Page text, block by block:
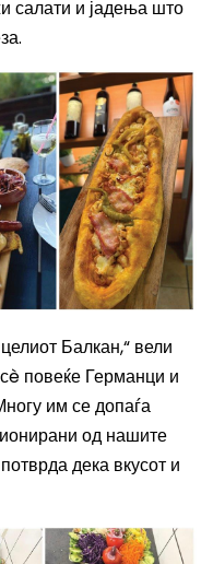
салати и јадења што
Балкан,“ вели
повеќе Германци и
им се допаѓа
од нашите
дека вкусот и